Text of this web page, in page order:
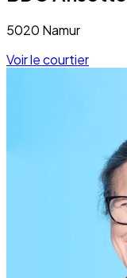
5020 Namur
Voir le courtier